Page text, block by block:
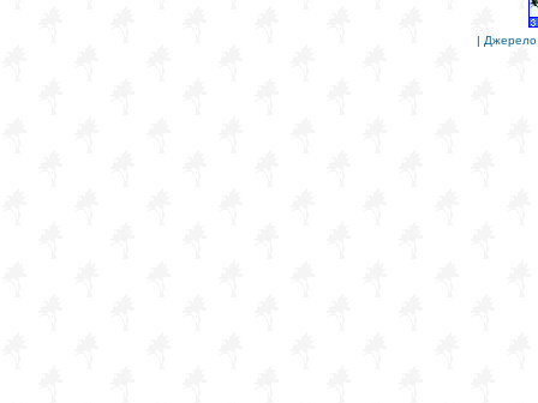
| Джерело